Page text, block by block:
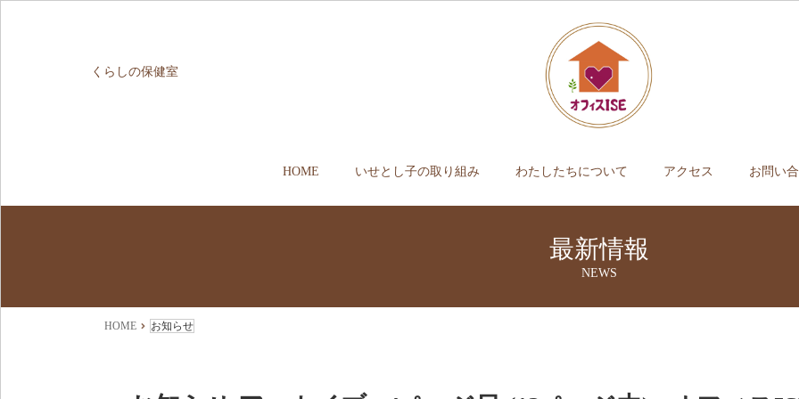
くらしの保健室
HOME いせとし子の取り組み わたしたちについて アクセス お問い
最新情報
NEWS
HOME お知らせ